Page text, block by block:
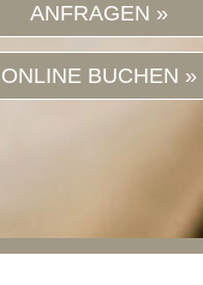
ANFRAGEN
ONLINE BUCHEN